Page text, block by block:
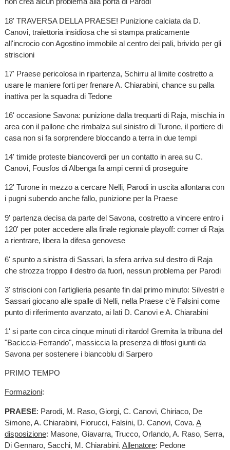
18' TRAVERSA DELLA PRAESE! Punizione calciata da D.
Canovi, traiettoria insidiosa che si stampa praticamente
all'incrocio con Agostino immobile al centro dei pali, brivido per gli
striscioni
17' Praese pericolosa in ripartenza, Schirru al limite costretto a
usare le maniere forti per frenare A. Chiarabini, chance su palla
inattiva per la squadra di Tedone
16' occasione Savona: punizione dalla trequarti di Raja, mischia in
area con il pallone che rimbalza sul sinistro di Turone, il portiere di
casa non si fa sorprendere bloccando a terra in due tempi
14' timide proteste biancoverdi per un contatto in area su C.
Canovi, Fousfos di Albenga fa ampi cenni di proseguire
12' Turone in mezzo a cercare Nelli, Parodi in uscita allontana con
i pugni subendo anche fallo, punizione per la Praese
9' partenza decisa da parte del Savona, costretto a vincere entro i
120' per poter accedere alla finale regionale playoff: corner di Raja
a rientrare, libera la difesa genovese
6' spunto a sinistra di Sassari, la sfera arriva sul destro di Raja
che strozza troppo il destro da fuori, nessun problema per Parodi
3' striscioni con l'artiglieria pesante fin dal primo minuto: Silvestri e
Sassari giocano alle spalle di Nelli, nella Praese c'è Falsini come
punto di riferimento avanzato, ai lati D. Canovi e A. Chiarabini
1' si parte con circa cinque minuti di ritardo! Gremita la tribuna del
"Baciccia-Ferrando", massiccia la presenza di tifosi giunti da
Savona per sostenere i biancoblu di Sarpero
PRIMO TEMPO
Formazioni:
PRAESE: Parodi, M. Raso, Giorgi, C. Canovi, Chiriaco, De
Simone, A. Chiarabini, Fiorucci, Falsini, D. Canovi, Cova. A
disposizione: Masone, Giavarra, Trucco, Orlando, A. Raso, Serra,
Di Gennaro, Sacchi, M. Chiarabini. Allenatore: Pedone